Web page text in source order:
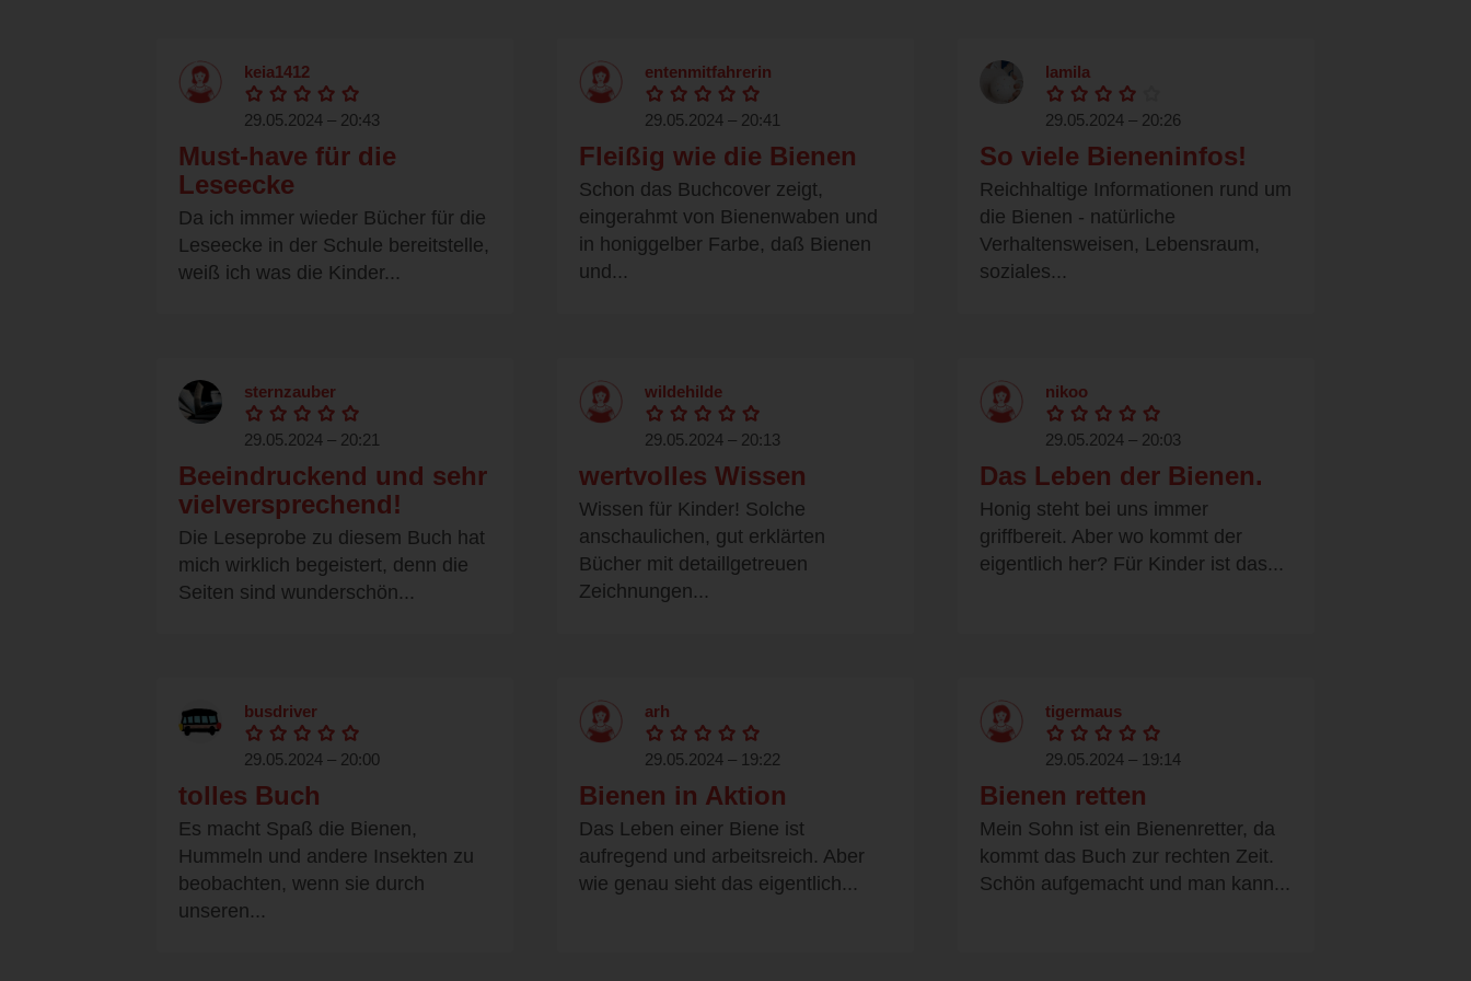
keia1412
29.05.2024 – 20:43
Must-have für die
Leseecke
Da ich immer wieder Bücher für die
Leseecke in der Schule bereitstelle,
weiß ich was die Kinder...
entenmitfahrerin
29.05.2024 – 20:41
Fleißig wie die Bienen
Schon das Buchcover zeigt,
eingerahmt von Bienenwaben und
in honiggelber Farbe, daß Bienen
und...
lamila
29.05.2024 – 20:26
So viele Bieneninfos!
Reichhaltige Informationen rund um
die Bienen - natürliche
Verhaltensweisen, Lebensraum,
soziales...
sternzauber
29.05.2024 – 20:21
Beeindruckend und sehr
vielversprechend!
Die Leseprobe zu diesem Buch hat
mich wirklich begeistert, denn die
Seiten sind wunderschön...
wildehilde
29.05.2024 – 20:13
wertvolles Wissen
Wissen für Kinder! Solche
anschaulichen, gut erklärten
Bücher mit detaillgetreuen
Zeichnungen...
nikoo
29.05.2024 – 20:03
Das Leben der Bienen.
Honig steht bei uns immer
griffbereit. Aber wo kommt der
eigentlich her? Für Kinder ist das...
busdriver
29.05.2024 – 20:00
tolles Buch
Es macht Spaß die Bienen,
Hummeln und andere Insekten zu
beobachten, wenn sie durch
unseren...
arh
29.05.2024 – 19:22
Bienen in Aktion
Das Leben einer Biene ist
aufregend und arbeitsreich. Aber
wie genau sieht das eigentlich...
tigermaus
29.05.2024 – 19:14
Bienen retten
Mein Sohn ist ein Bienenretter, da
kommt das Buch zur rechten Zeit.
Schön aufgemacht und man kann...